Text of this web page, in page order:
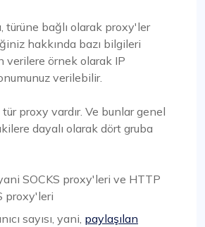
türüne bağlı olarak proxy'ler
hakkında bazı bilgileri
verilere örnek olarak IP
verilebilir.
proxy vardır. Ve bunlar genel
dayalı olarak dört gruba
SOCKS proxy'leri ve HTTP
proxy'leri
sayısı, yani, paylaşılan